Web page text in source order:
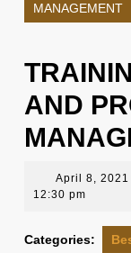
MANAGEMENT
AND
April 8, 2021
12:30 pm
Categories: